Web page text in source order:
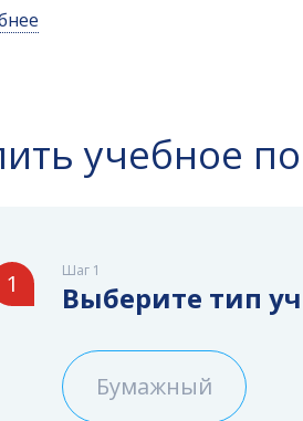
учебное
Шаг 1
1 Выберите тип
Бумажный